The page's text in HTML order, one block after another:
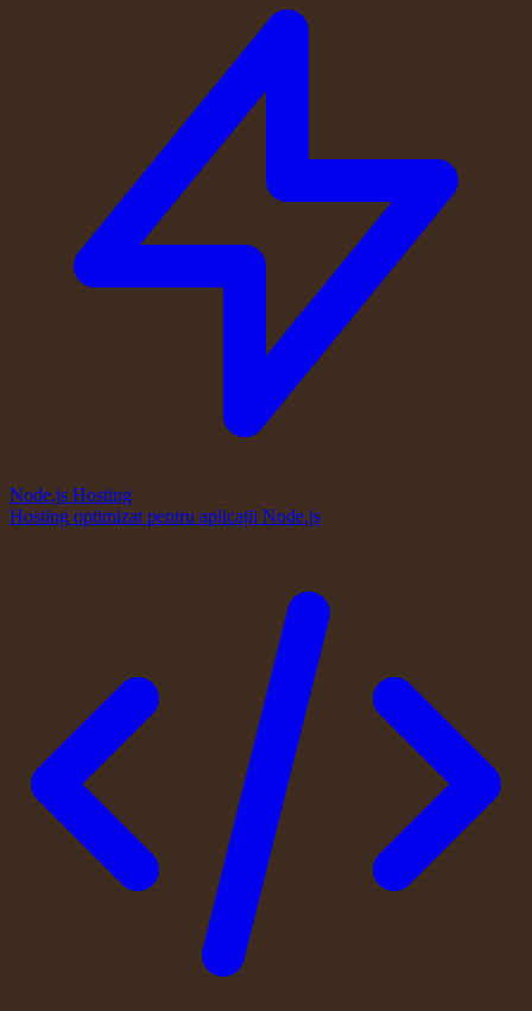
Node.js Hosting
Hosting optimizat pentru aplicații Node.js